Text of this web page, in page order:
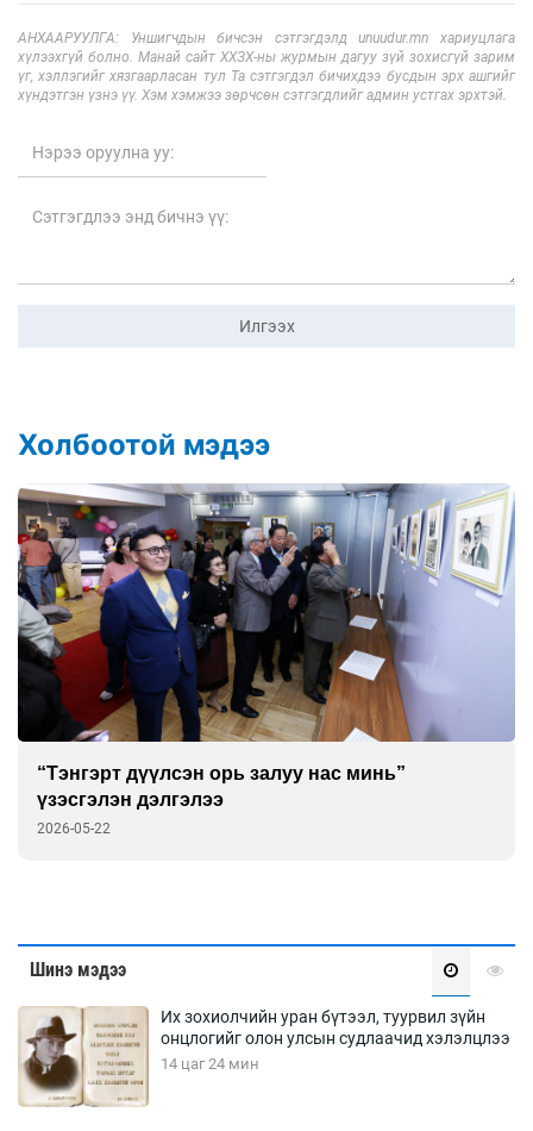
АНХААРУУЛГА: Уншигчдын бичсэн сэтгэгдэлд unuudur.mn хариуцлага
хүлээхгүй болно. Манай сайт ХХЗХ-ны журмын дагуу зүй зохисгүй зарим
үг, хэллэгийг хязгаарласан тул Та сэтгэгдэл бичихдээ бусдын эрх ашгийг
хүндэтгэн үзнэ үү. Хэм хэмжээ зөрчсөн сэтгэгдлийг админ устгах эрхтэй.
Илгээх
Холбоотой мэдээ
“Тэнгэрт дүүлсэн орь залуу нас минь”
үзэсгэлэн дэлгэлээ
2026-05-22
Шинэ мэдээ
Их зохиолчийн уран бүтээл, туурвил зүйн
онцлогийг олон улсын судлаачид хэлэлцлээ
14 цаг 24 мин